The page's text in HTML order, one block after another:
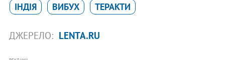
ІНДІЯ ВИБУХ ТЕРАКТИ
ДЖЕРЕЛО: LENTA.RU